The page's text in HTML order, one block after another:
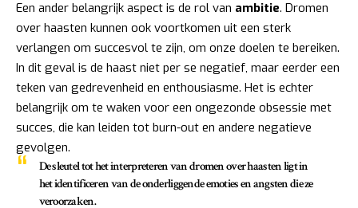
Een ander belangrijk aspect is de rol van ambitie. Dromen
over haasten kunnen ook voortkomen uit een sterk
verlangen om succesvol te zijn, om onze doelen te bereiken.
In dit geval is de haast niet per se negatief, maar eerder een
teken van gedrevenheid en enthousiasme. Het is echter
belangrijk om te waken voor een ongezonde obsessie met
succes, die kan leiden tot burn-out en andere negatieve
gevolgen.
De sleutel tot het interpreteren van dromen over haasten ligt in
het identificeren van de onderliggende emoties en angsten die ze
veroorzaken.